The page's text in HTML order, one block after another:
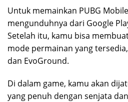
Untuk memainkan PUBG
mengunduhnya dari Google
Setelah itu, kamu bisa
mode permainan yang
dan EvoGround.
Di dalam game, kamu akan
yang penuh dengan senjata